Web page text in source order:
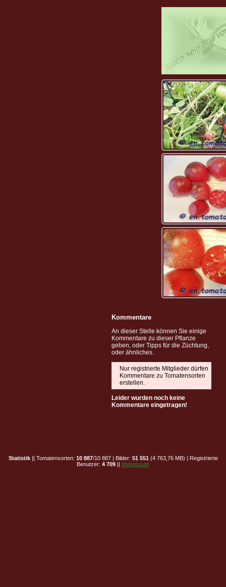
Kommentare
An dieser Stelle können Sie einige
Kommentare zu dieser Pflanze
geben, oder Tipps für die Züchtung,
oder ähnliches.
Nur registrierte Mitglieder dürfen
Kommentare zu Tomatensorten
erstellen.
Leider wurden noch keine
Kommentare eingetragen!
Statistik|| Tomatensorten: 10 887/10 887 | Bilder: 51 551 (4 763,76 MB) | Registrierte
Benutzer: 4 709 || Impressum